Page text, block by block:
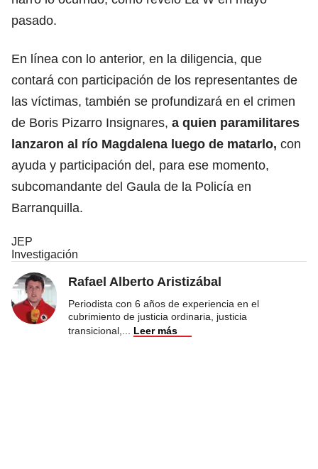
pasado.
En línea con lo anterior, en la diligencia, que
contará con participación de los representantes de
las víctimas, también se profundizará en el crimen
de Boris Pizarro Insignares, a quien paramilitares
lanzaron al río Magdalena luego de matarlo, con
ayuda y participación del, para ese momento,
subcomandante del Gaula de la Policía en
Barranquilla.
JEP
Investigación
Rafael Alberto Aristizábal
Periodista con 6 años de experiencia en el
cubrimiento de justicia ordinaria, justicia
transicional,
Leer más